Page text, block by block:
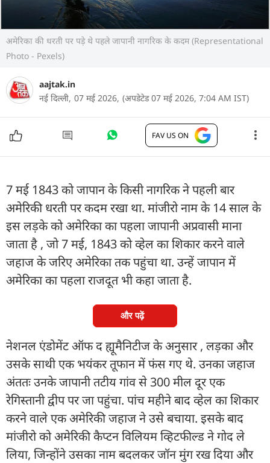
अमेरिका की धरती पर पड़े थे पहले जापानी नागरिक के कदम (Representational
Photo - Pexels)
aajtak.in
नई दिल्ली, 07 मई 2026, (अपडेटेड 07 मई 2026, 7:04 AM IST)
FAV US ON
7 मई 1843 को जापान के किसी नागरिक ने पहली बार
अमेरिकी धरती पर कदम रखा था. मांजीरो नाम के 14 साल के
इस लड़के को अमेरिका का पहला जापानी अप्रवासी माना
जाता है , जो 7 मई, 1843 को व्हेल का शिकार करने वाले
जहाज के जरिए अमेरिका तक पहुंचा था. उन्हें जापान में
अमेरिका का पहला राजदूत भी कहा जाता है.
और पढ़ें
नेशनल एंडोमेंट ऑफ द ह्यूमैनिटीज के अनुसार , लड़का और
उसके साथी एक भयंकर तूफान में फंस गए थे. उनका जहाज
अंततः उनके जापानी तटीय गांव से 300 मील दूर एक
रेगिस्तानी द्वीप पर जा पहुंचा. पांच महीने बाद व्हेल का शिकार
करने वाले एक अमेरिकी जहाज ने उसे बचाया. इसके बाद
मांजीरो को अमेरिकी कैप्टन विलियम व्हिटफील्ड ने गोद ले
लिया, जिन्होंने उसका नाम बदलकर जॉन मुंग रख दिया और